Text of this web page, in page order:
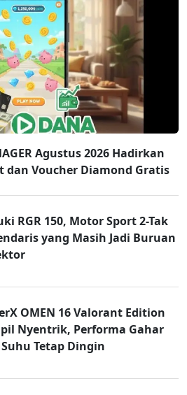
Agustus 2026 Hadirkan
dan Voucher Diamond Gratis
RGR 150, Motor Sport 2-Tak
yang Masih Jadi Buruan
OMEN 16 Valorant Edition
Nyentrik, Performa Gahar
Tetap Dingin